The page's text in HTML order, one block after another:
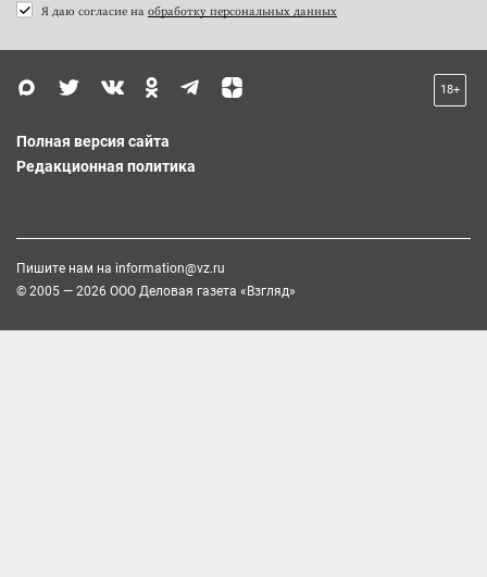
Я даю согласие на обработку персональных данных
18+
Полная версия сайта
Редакционная политика
Пишите нам на information@vz.ru
© 2005 — 2026 ООО Деловая газета «Взгляд»